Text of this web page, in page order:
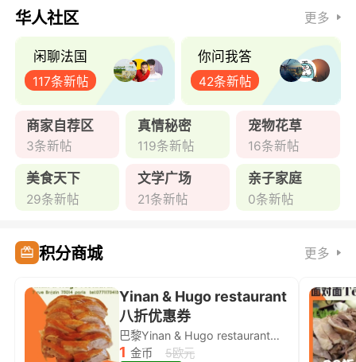
华人社区 更多
闲聊法国
117条新帖
你问我答
42条新帖
商家自荐区
3条新帖
真情秘密
119条新帖
宠物花草
16条新帖
美食天下
29条新帖
文学广场
21条新帖
亲子家庭
0条新帖
积分商城 更多
Yinan & Hugo restaurant
八折优惠券
巴黎Yinan & Hugo restaurant除简餐类全场8折
1 金币
5欧元